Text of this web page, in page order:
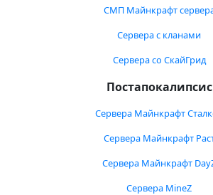
СМП Майнкрафт
Сервера с кланами
Сервера со СкайГрид
Постапокалипсис
Сервера Майнкрафт
Сервера Майнкрафт
Сервера Майнкрафт
Сервера MineZ